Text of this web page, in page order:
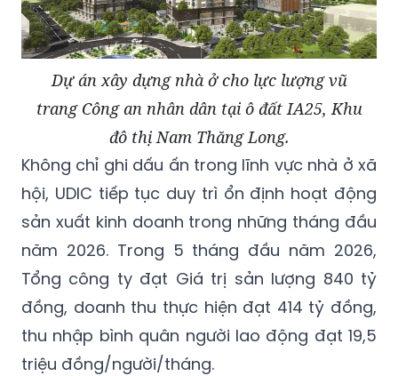
Dự án xây dựng nhà ở cho lực lượng vũ
trang Công an nhân dân tại ô đất IA25, Khu
đô thị Nam Thăng Long.
Không chỉ ghi dấu ấn trong lĩnh vực nhà ở xã
hội, UDIC tiếp tục duy trì ổn định hoạt động
sản xuất kinh doanh trong những tháng đầu
năm 2026. Trong 5 tháng đầu năm 2026,
Tổng công ty đạt Giá trị sản lượng 840 tỷ
đồng, doanh thu thực hiện đạt 414 tỷ đồng,
thu nhập bình quân người lao động đạt 19,5
triệu đồng/người/tháng.